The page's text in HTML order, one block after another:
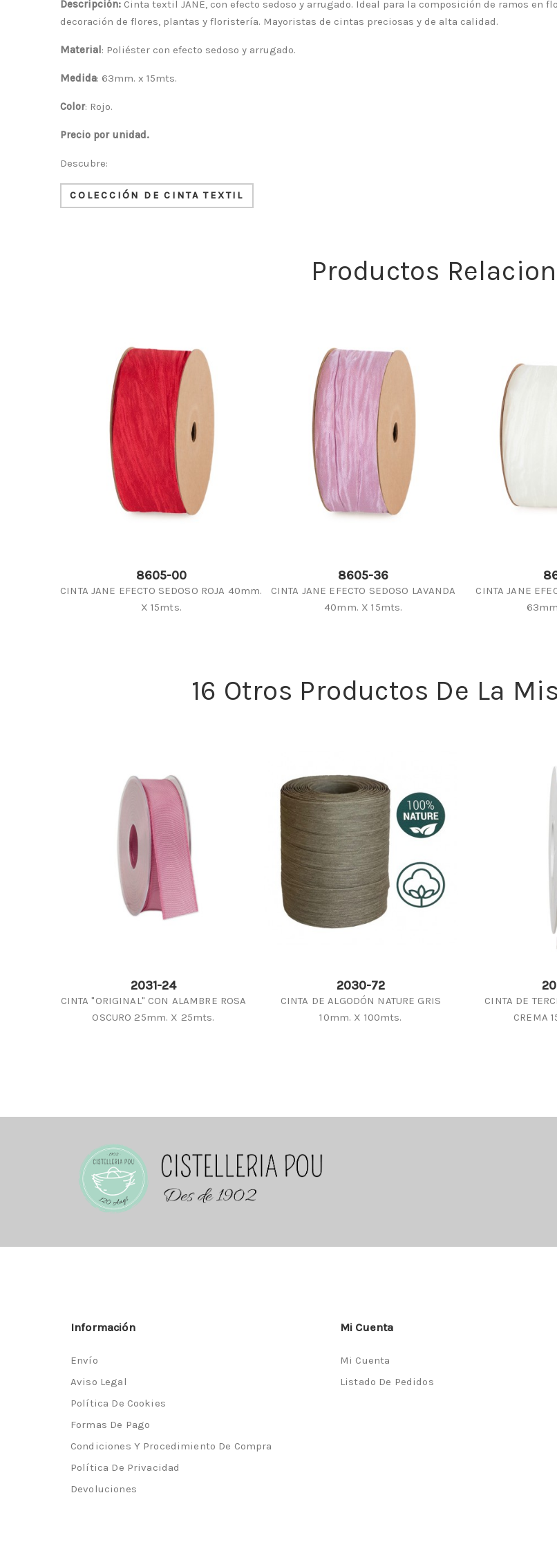
Descripción: Cinta textil JANE, con efecto sedoso y arrugado. Ideal para la composición de ramos en
decoración de flores, plantas y floristería. Mayoristas de cintas preciosas y de alta calidad.
Material: Poliéster con efecto sedoso y arrugado.
Medida: 63mm. x 15mts.
Color: Rojo.
Precio por unidad.
Descubre:
COLECCIÓN DE CINTA TEXTIL
Productos
8605-00
CINTA JANE EFECTO SEDOSO ROJA 40mm.
X 15mts.
8605-36
CINTA JANE EFECTO SEDOSO LAVANDA
40mm. X 15mts.
CINTA JANE
16 Otros Productos De La
2031-24
CINTA "ORIGINAL" CON ALAMBRE ROSA
OSCURO 25mm. X 25mts.
2030-72
CINTA DE ALGODÓN NATURE GRIS
10mm. X 100mts.
CINTA DE
CREMA
Información
Envío
Aviso Legal
Política De Cookies
Formas De Pago
Condiciones Y Procedimiento De Compra
Política De Privacidad
Devoluciones
Mi Cuenta
Mi Cuenta
Listado De Pedidos